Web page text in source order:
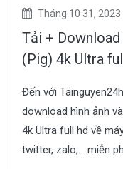
Tháng 10 31, 2023
Tải + Download
(Pig) 4k Ultra
Đến với
download hình ảnh
4k Ultra full hd về
twitter, zalo,… miễn